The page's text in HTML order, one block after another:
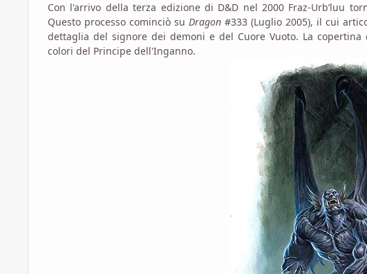
Con l'arrivo della terza edizione di D&D nel 2000 Fraz-Urb’luu
Questo processo cominciò suDragon #333 (Luglio 2005), il cui
dettaglia del signore dei demoni e del Cuore Vuoto. La
colori del Principe dell'Inganno.